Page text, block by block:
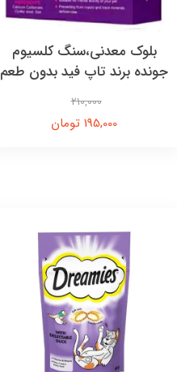
بلوک‌ معدنی،سنگ کلسیوم
جونده برند تاپ فید بدون طعم
210,000
195,000 تومان